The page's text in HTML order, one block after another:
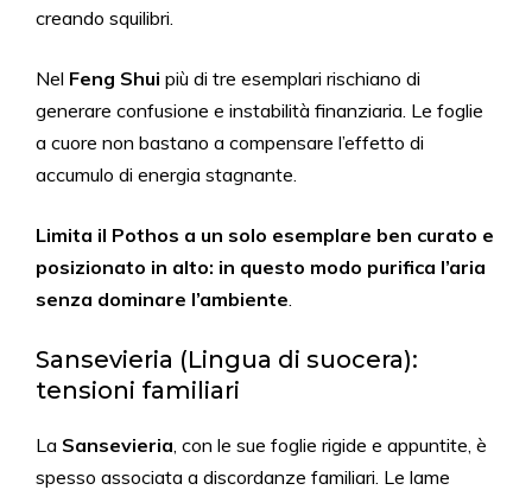
creando squilibri.
Nel Feng Shui più di tre esemplari rischiano di
generare confusione e instabilità finanziaria. Le foglie
a cuore non bastano a compensare l’effetto di
accumulo di energia stagnante.
Limita il Pothos a un solo esemplare ben curato e
posizionato in alto: in questo modo purifica l’aria
senza dominare l’ambiente.
Sansevieria (Lingua di suocera):
tensioni familiari
La Sansevieria, con le sue foglie rigide e appuntite, è
spesso associata a discordanze familiari. Le lame